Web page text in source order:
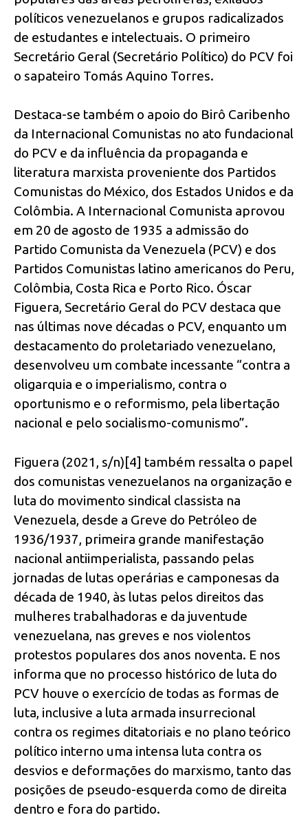
políticos venezuelanos e grupos radicalizados
de estudantes e intelectuais. O primeiro
Secretário Geral (Secretário Político) do PCV foi
o sapateiro Tomás Aquino Torres.
Destaca-se também o apoio do Birô Caribenho
da Internacional Comunistas no ato fundacional
do PCV e da influência da propaganda e
literatura marxista proveniente dos Partidos
Comunistas do México, dos Estados Unidos e da
Colômbia. A Internacional Comunista aprovou
em 20 de agosto de 1935 a admissão do
Partido Comunista da Venezuela (PCV) e dos
Partidos Comunistas latino americanos do Peru,
Colômbia, Costa Rica e Porto Rico. Óscar
Figuera, Secretário Geral do PCV destaca que
nas últimas nove décadas o PCV, enquanto um
destacamento do proletariado venezuelano,
desenvolveu um combate incessante “contra a
oligarquia e o imperialismo, contra o
oportunismo e o reformismo, pela libertação
nacional e pelo socialismo-comunismo”.
Figuera (2021, s/n)[4] também ressalta o papel
dos comunistas venezuelanos na organização e
luta do movimento sindical classista na
Venezuela, desde a Greve do Petróleo de
1936/1937, primeira grande manifestação
nacional antiimperialista, passando pelas
jornadas de lutas operárias e camponesas da
década de 1940, às lutas pelos direitos das
mulheres trabalhadoras e da juventude
venezuelana, nas greves e nos violentos
protestos populares dos anos noventa. E nos
informa que no processo histórico de luta do
PCV houve o exercício de todas as formas de
luta, inclusive a luta armada insurrecional
contra os regimes ditatoriais e no plano teórico
político interno uma intensa luta contra os
desvios e deformações do marxismo, tanto das
posições de pseudo-esquerda como de direita
dentro e fora do partido.